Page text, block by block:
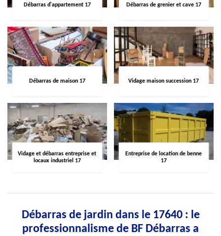
Débarras d'appartement 17 Débarras de grenier et cave 17
Débarras de maison 17 Vidage maison succession 17
Vidage et débarras entreprise et
locaux industriel 17
Entreprise de location de benne
17
Débarras de jardin dans le 17640 : le
professionnalisme de BF Débarras a